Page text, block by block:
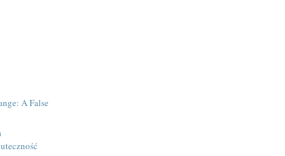
A False